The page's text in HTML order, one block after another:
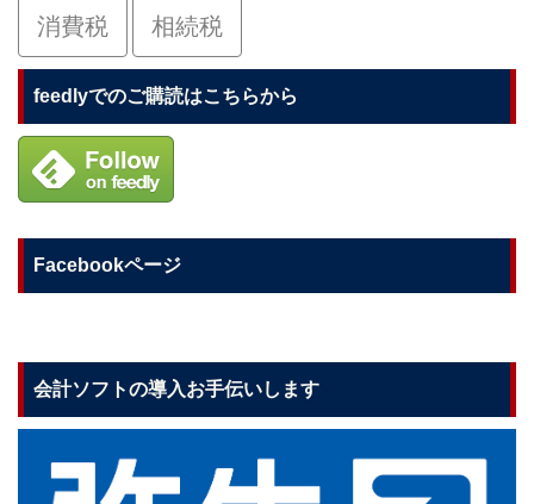
消費税 相続税
feedlyでのご購読はこちらから
Facebookページ
会計ソフトの導入お手伝いします